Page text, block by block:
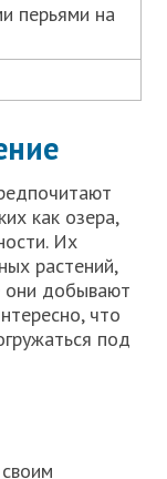
перьями на
как озера,
Их
растений,
они добывают
что
под